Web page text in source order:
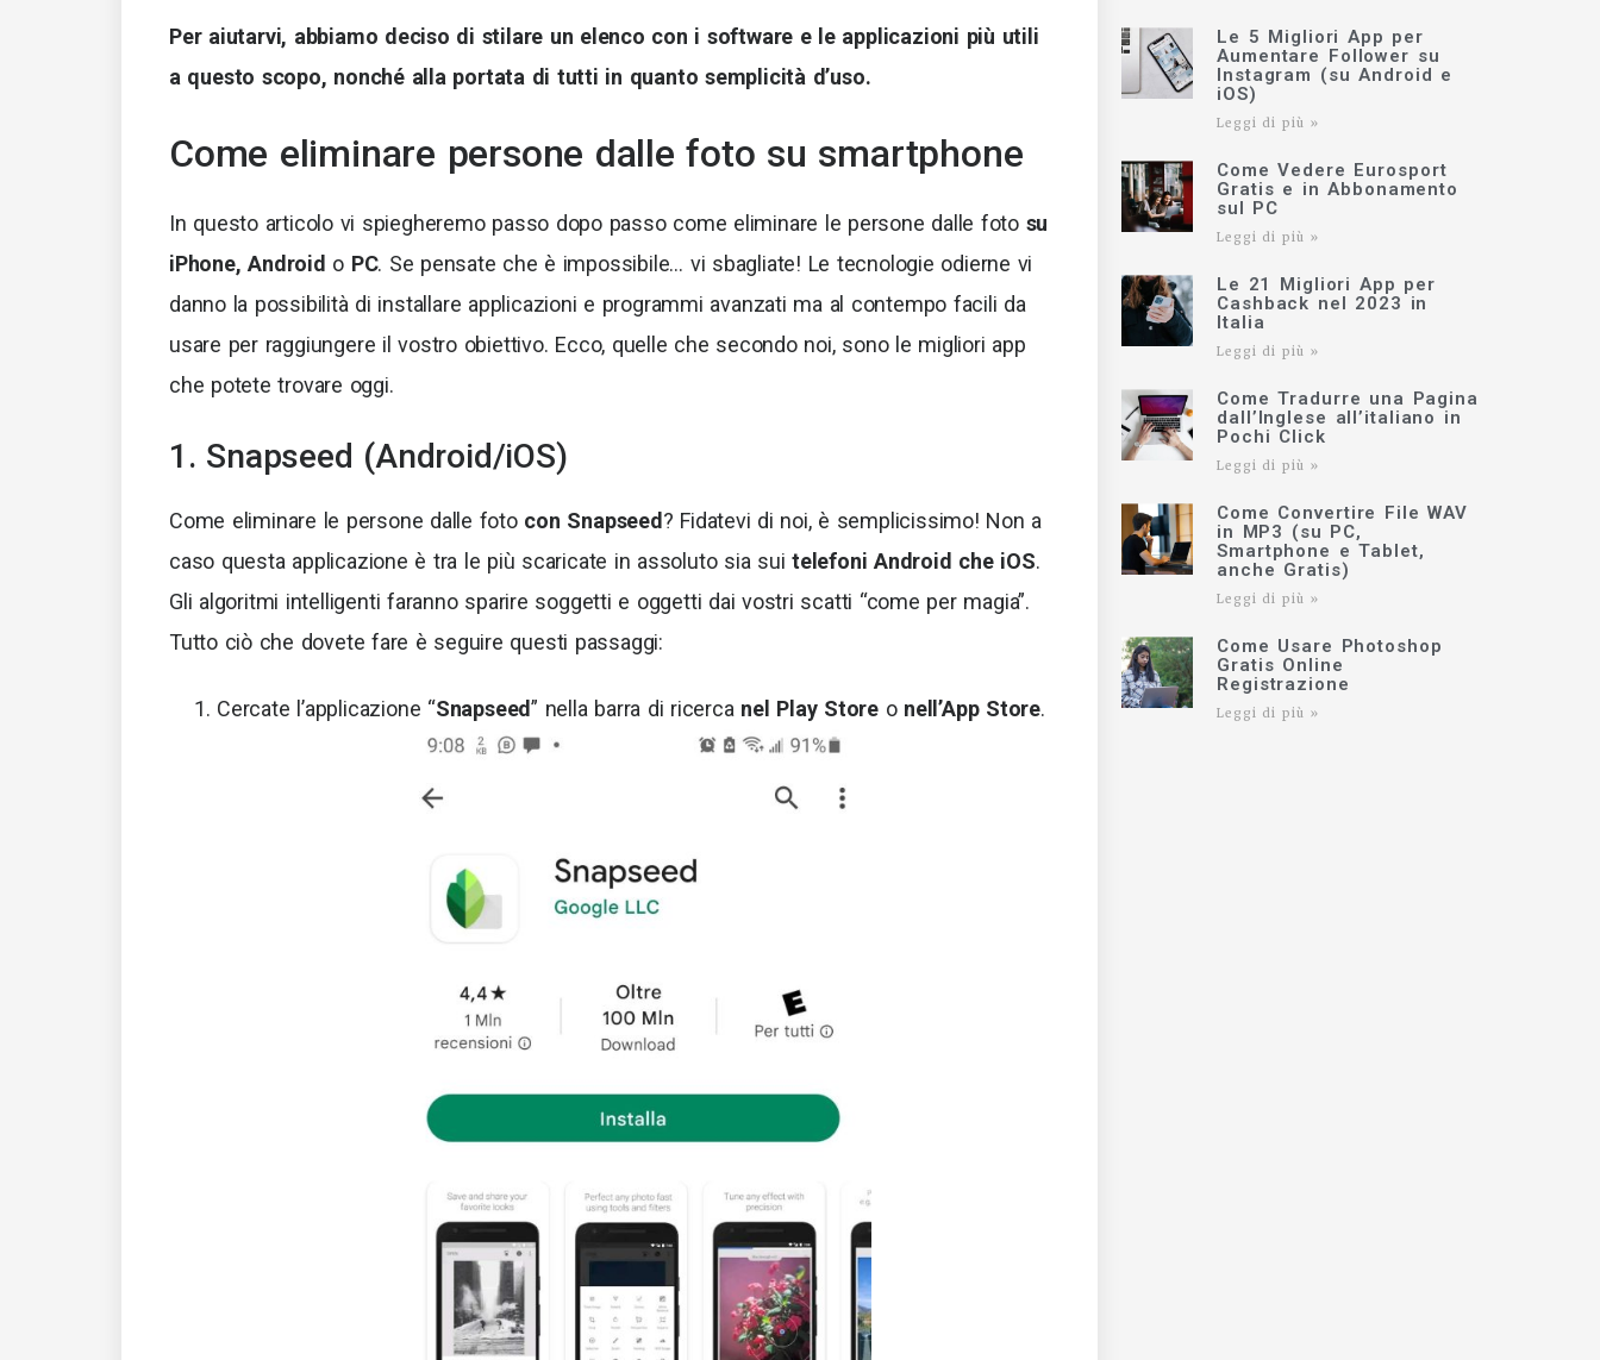
Per aiutarvi, abbiamo deciso di stilare un elenco con i software e le applicazioni più utili
a questo scopo, nonché alla portata di tutti in quanto semplicità d’uso.
Come eliminare persone dalle foto su smartphone
In questo articolo vi spiegheremo passo dopo passo come eliminare le persone dalle foto su
iPhone, Android o PC. Se pensate che è impossibile… vi sbagliate! Le tecnologie odierne vi
danno la possibilità di installare applicazioni e programmi avanzati ma al contempo facili da
usare per raggiungere il vostro obiettivo. Ecco, quelle che secondo noi, sono le migliori app
che potete trovare oggi.
1. Snapseed (Android/iOS)
Come eliminare le persone dalle foto con Snapseed ? Fidatevi di noi, è semplicissimo! Non a
caso questa applicazione è tra le più scaricate in assoluto sia sui telefoni Android che iOS.
Gli algoritmi intelligenti faranno sparire soggetti e oggetti dai vostri scatti “come per magia”.
Tutto ciò che dovete fare è seguire questi passaggi:
Cercate l’applicazione “Snapseed” nella barra di ricerca nel Play Store onell’App Store.
Le 5 Migliori App per
Aumentare Follower su
Instagram (su Android e
iOS)
Leggi di più »
Come Vedere Eurosport
Gratis e in Abbonamento
sul PC
Leggi di più »
Le 21 Migliori App per
Cashback nel 2023 in
Italia
Leggi di più »
Come Tradurre una Pagina
dall’Inglese all’italiano in
Pochi Click
Leggi di più »
Come Convertire File WAV
in MP3 (su PC,
Smartphone e Tablet,
anche Gratis)
Leggi di più »
Come Usare Photoshop
Gratis Online
Registrazione
Leggi di più »